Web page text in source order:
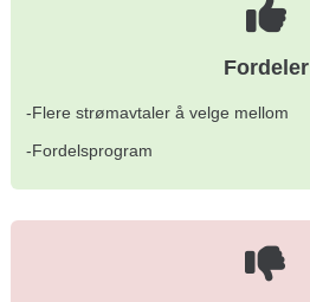
Fordeler
-Flere strømavtaler å velge mellom
-Fordelsprogram